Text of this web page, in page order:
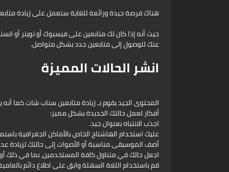
هناك فرصة جيدة ورائعة للغاية ستعمل على زيادة
حيث أنه إذا كان لك متابعين على فيسبوك أو تويتر أو
عنك للوصول إلى متابعين جدد بشكل متواصل.
انشر الحالات المميزة
المحتوى الجيد يقوم بـ زيادة متابعين سناب شات كما
أفكار لعمل حالتك الجديدة بشكل مميز:
اجذب الانتباه بعنوان جيد.
عليك استخدام الهاشتاج الخاص بالأماكن الجغرافية
أضف الموسيقى مناسبة أو الأصوات إلى حالتك لزيادة
اجعل حالك في متناول كافة المستخدمين، بما في ذلك
قم باستخدام اللغة السهلة وابق على اطلاع دائم